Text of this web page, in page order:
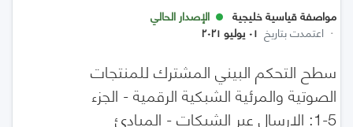
مواصفة قياسية خليجية
الإصدار الحالي
· اعتمدت بتاريخ ٠١ يوليو ٢٠٢١
سطح التحكم البيني المشترك للمنتجات
الصوتية والمرئية الشبكية الرقمية - الجزء
5-1: الإرسال عبر الشبكات - المبادئ